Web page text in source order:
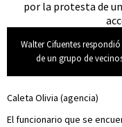
Walter Cifuentes
de un grupo de
Caleta Olivia (agencia)
El funcionario que se